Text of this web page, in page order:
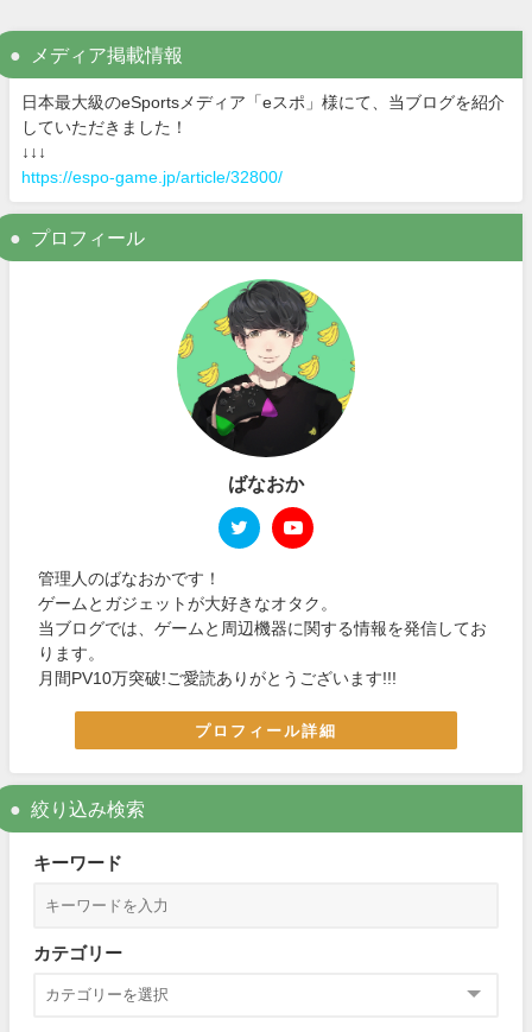
メディア掲載情報
日本最大級のeSportsメディア「eスポ」様にて、当ブログを紹介
していただきました！
↓↓↓
https://espo-game.jp/article/32800/
プロフィール
ばなおか
管理人のばなおかです！
ゲームとガジェットが大好きなオタク。
当ブログでは、ゲームと周辺機器に関する情報を発信してお
ります。
月間PV10万突破!ご愛読ありがとうございます!!!
プロフィール詳細
絞り込み検索
キーワード
カテゴリー